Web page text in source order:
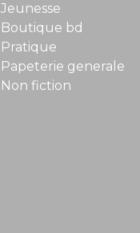
Jeunesse
Boutique bd
Pratique
Papeterie generale
Non fiction